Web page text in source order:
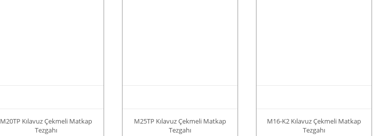
M20TP Kılavuz Çekmeli Matkap
Tezgahı
M25TP Kılavuz Çekmeli Matkap
Tezgahı
M16-K2 Kılavuz Çekmeli Matkap
Tezgahı